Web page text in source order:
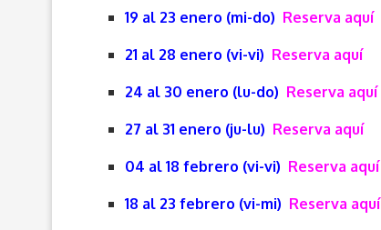
19 al 23 enero (mi-do) Reserva aquí
21 al 28 enero (vi-vi) Reserva aquí
24 al 30 enero (lu-do) Reserva aquí
27 al 31 enero (ju-lu) Reserva aquí
04 al 18 febrero (vi-vi) Reserva aquí
18 al 23 febrero (vi-mi) Reserva aquí